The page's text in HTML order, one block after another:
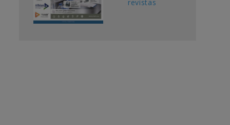
revistas